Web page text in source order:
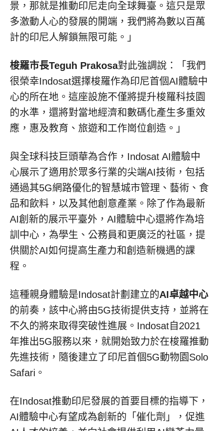
景，那就是推動印尼走向全球舞臺。這只是眾
多激動人心的發展的開端，我們將為數以百萬
計的印尼人解鎖無限可能。」
梭羅市長Teguh Prakosa對此強調說：「我們
很榮幸Indosat選擇梭羅作為印尼首個AI體驗中
心的所在地。這座設施不僅將提升梭羅科技園
的水準，還將對當地經濟和數碼化產生多重效
應，惠及教育、旅遊和工作崗位創造。」
與全球科技巨頭華為合作，Indosat AI體驗中
心展示了適用於眾多行業的尖端AI技術，包括
通過其5G網路優化的智慧城市管理、藝術、食
品和飲料，以及其他創意產業。除了作為最新
AI創新的展示平臺外，AI體驗中心還將作為培
訓中心，為學生、公務員和更廣泛的社區，提
供關於AI如何提高生產力和創造新機遇的課
程。
這種親身體驗是Indosat計劃建立的AI卓越中心
的前奏，該中心將由5G技術提供支持，並將在
不久的將來取得突破性進展。Indosat自2021
年推出5G服務以來，就開始致力於在梭羅推動
先進技術，隨後建立了印尼首個5G動物園Solo
Safari。
在Indosat推動印尼發展的首要目標的指導下，
AI體驗中心有望成為創新的「催化劑」，促進